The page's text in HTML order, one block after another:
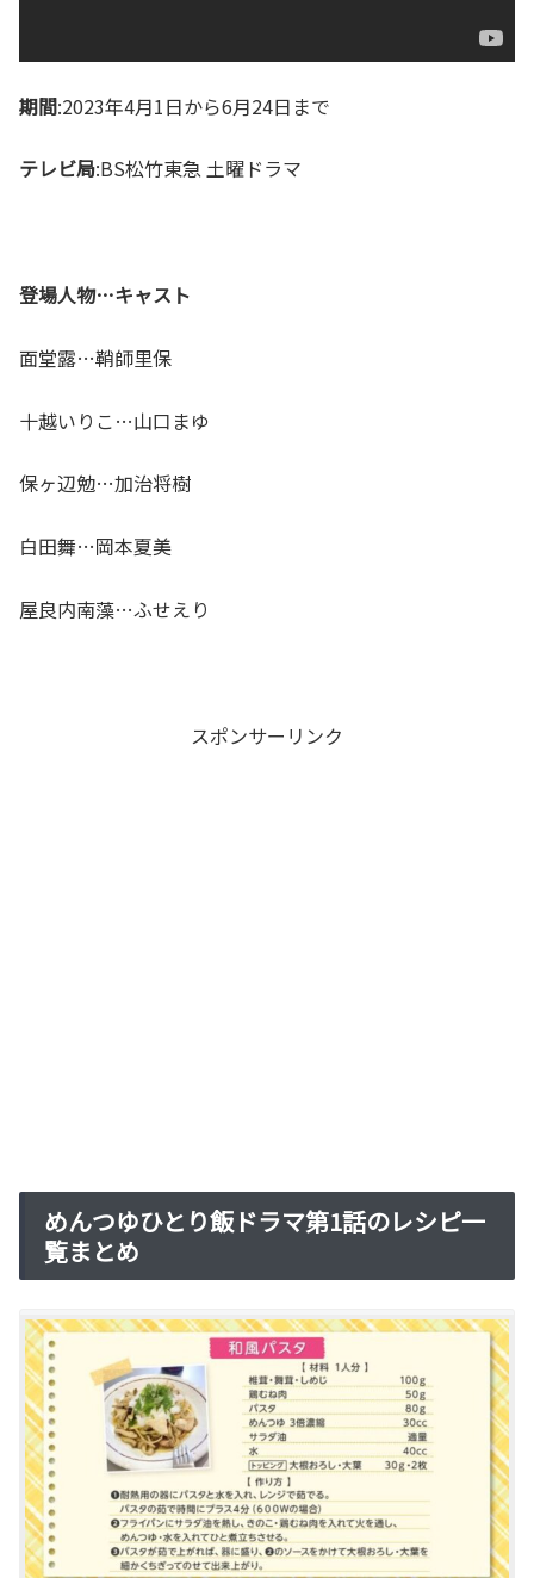
期間:2023年4月1日から6月24日まで
テレビ局:BS松竹東急 土曜ドラマ
登場人物…キャスト
面堂露…鞘師里保
十越いりこ…山口まゆ
保ヶ辺勉…加治将樹
白田舞…岡本夏美
屋良内南藻…ふせえり
スポンサーリンク
めんつゆひとり飯ドラマ第1話のレシピ一
覧まとめ